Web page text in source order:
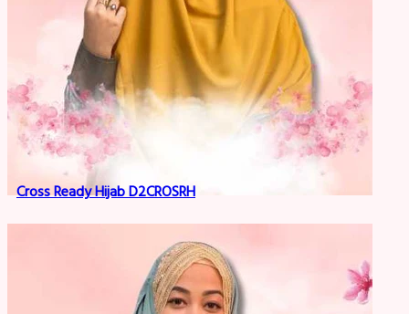
Cross Ready Hijab D2CROSRH